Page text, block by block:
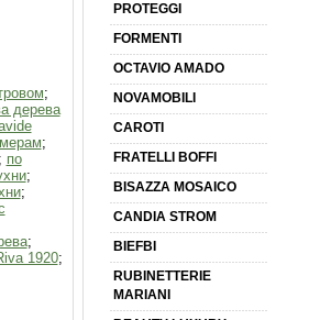
;
дерева
;
по
;
;
;
1920;
PROTEGGI
FORMENTI
OCTAVIO AMADO
NOVAMOBILI
CAROTI
FRATELLI BOFFI
BISAZZA MOSAICO
CANDIA STROM
BIEFBI
RUBINETTERIE
MARIANI